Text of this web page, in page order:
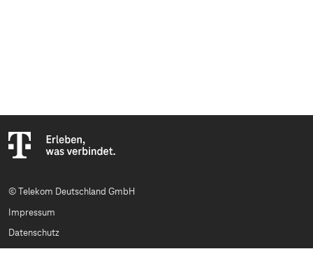
© Telekom Deutschland GmbH
Impressum
Datenschutz